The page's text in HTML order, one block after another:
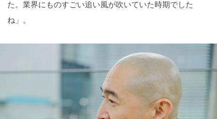
た。業界にものすごい追い風が吹いていた時期でした
ね」。